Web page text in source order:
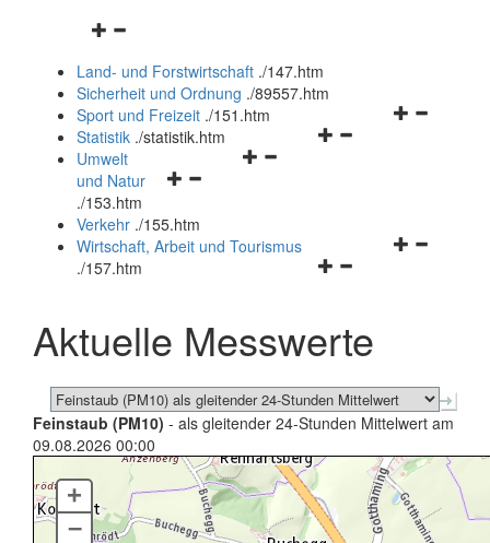
Navigationsmenü
und
schließen
Land- und Forstwirtschaft ./147.htm
Sicherheit und Ordnung ./89557.htm
Navigationsmenü
Sport und Freizeit ./151.htm
Navigationsmenü
Statistik ./statistik.htm
Navigationsmenü
und
schließen
Umwelt
und Natur
./153.htm
Verkehr ./155.htm
Navigationsmenü
schließen
Wirtschaft, Arbeit und Tourismus
./157.htm
Aktuelle Messwerte
Feinstaub (PM10) - als gleitender 24-Stunden Mittelwert am
09.08.2026 00:00
+
–